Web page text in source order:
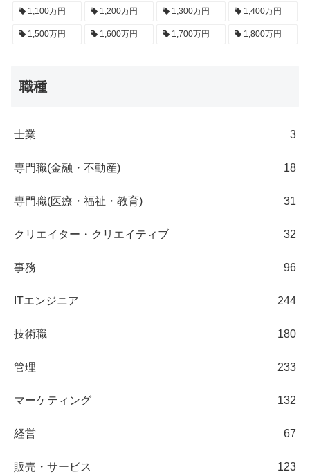
1,100万円 1,200万円 1,300万円 1,400万円
1,500万円 1,600万円 1,700万円 1,800万円
職種
士業 3
専門職(金融・不動産) 18
専門職(医療・福祉・教育) 31
クリエイター・クリエイティブ 32
事務 96
ITエンジニア 244
技術職 180
管理 233
マーケティング 132
経営 67
販売・サービス 123